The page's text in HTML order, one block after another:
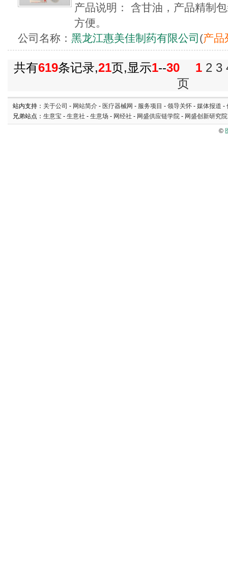
产品说明： 含甘油，产品精制
方便。
公司名称： 黑龙江惠美佳制药有限公司 (产品
共有619条记录,21页,显示1--30 1 2 3
页
站内支持： 关于公司 - 网站简介 - 医疗器械网 - 服务项目 - 领导关怀 - 媒体报道 -
兄弟站点： 生意宝 - 生意社 - 生意场 - 网经社 - 网盛供应链学院 - 网盛创新研究院
©